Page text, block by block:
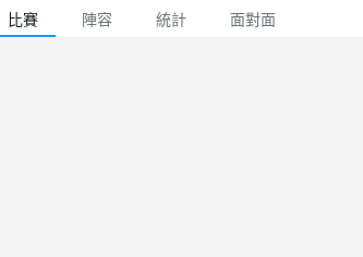
比賽 陣容 統計 面對面